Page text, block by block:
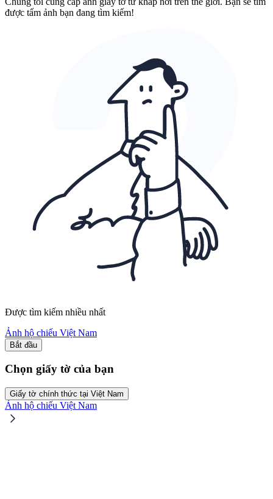
được tấm ảnh bạn đang tìm kiếm!
Được tìm kiếm nhiều nhất
Ảnh hộ chiếu Việt Nam
Bắt đầu
Chọn giấy tờ của bạn
Giấy tờ chính thức tại Việt Nam
Ảnh hộ chiếu Việt Nam